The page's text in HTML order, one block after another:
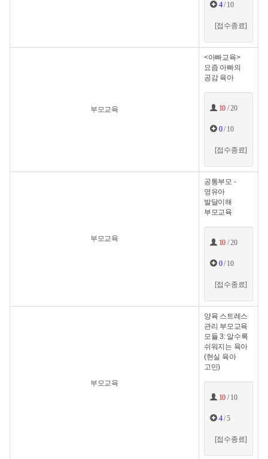
4/ 10
[접수종료]
부모교육
<아빠교육>
요즘 아빠의
공감 육아
10/ 20
0/ 10
[접수종료]
부모교육
공통부모 -
영유아
발달이해
부모교육
10/ 20
0/ 10
[접수종료]
부모교육
양육 스트레스
관리 부모교육
모듈 3: 알수록
쉬워지는 육아
(현실 육아
고민)
10/ 10
4/ 5
[접수종료]